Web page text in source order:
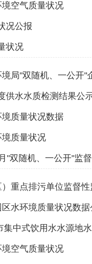
空气质量状况
况公报
状况
局"双随机、一公开"
供水水质检测结果公
质量状况数据
质量状况
"双随机、一公开"监
重点排污单位监督
水环境质量状况数据
中式饮用水水源地
空气质量状况